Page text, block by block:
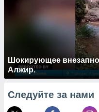
Шокирующее
Алжир.
Следуйте за нами